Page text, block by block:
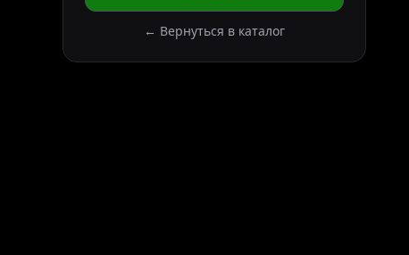
← Вернуться в каталог